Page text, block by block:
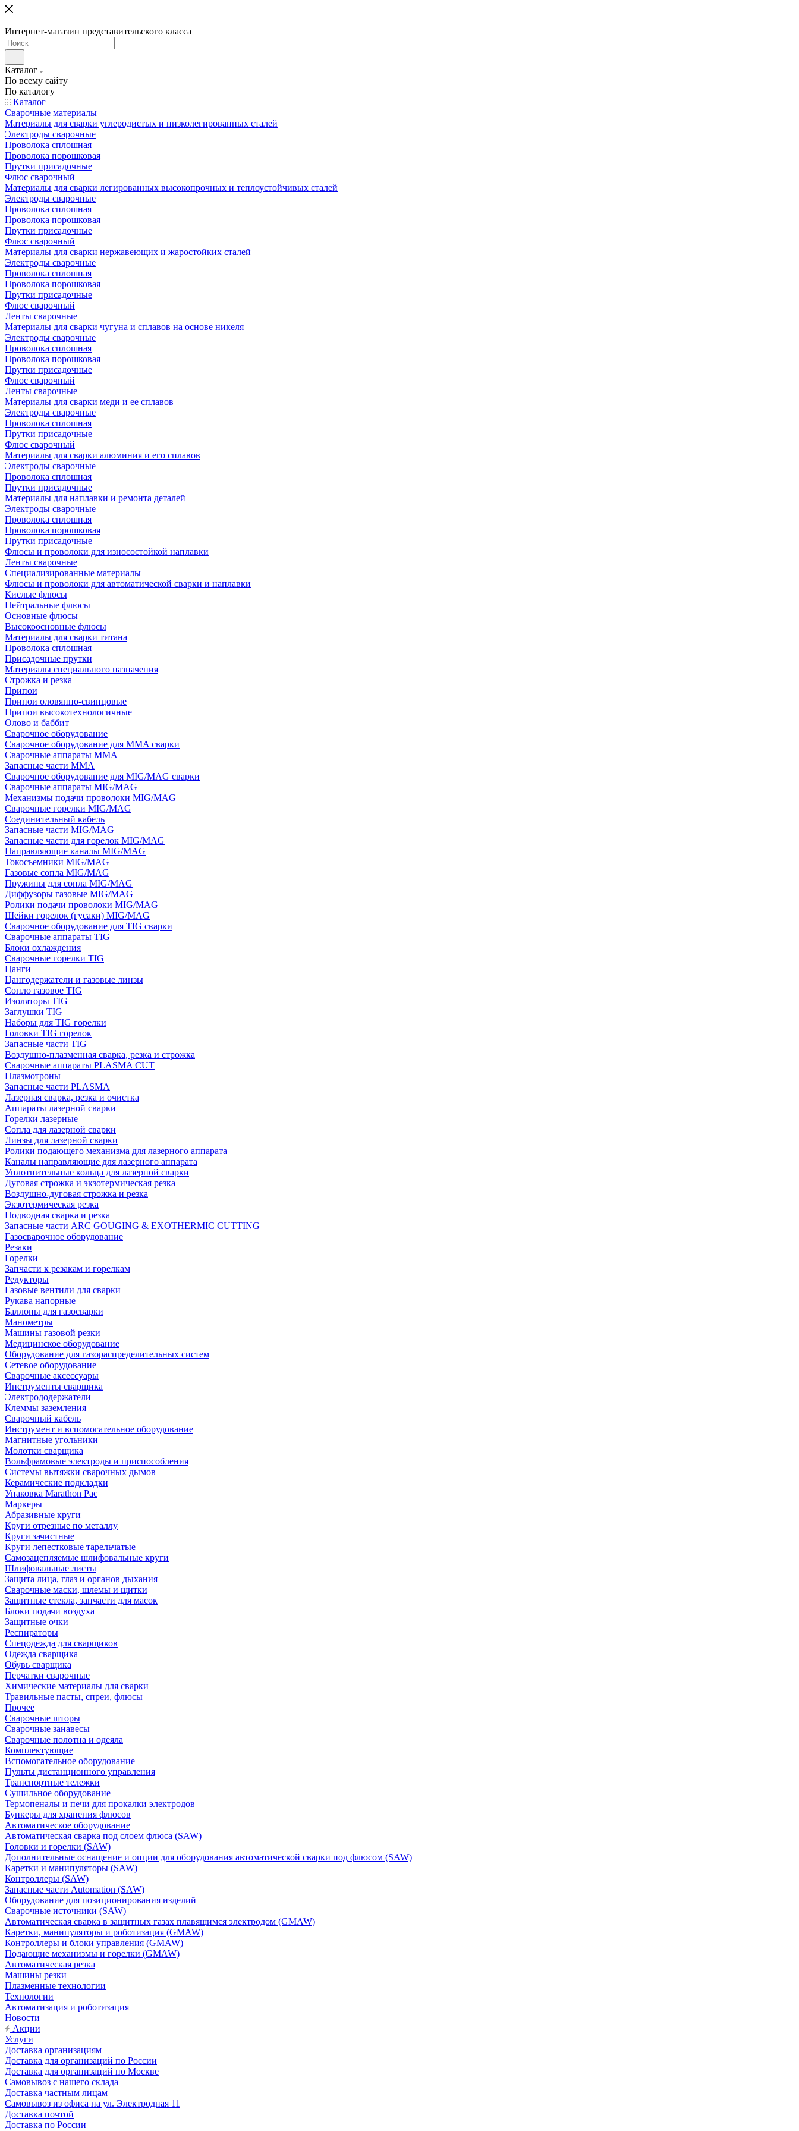
Интернет-магазин представительского класса
Каталог
По всему сайту
По каталогу
Каталог
Сварочные материалы
Материалы для сварки углеродистых и низколегированных сталей
Электроды сварочные
Проволока сплошная
Проволока порошковая
Прутки присадочные
Флюс сварочный
Материалы для сварки легированных высокопрочных и теплоустойчивых сталей
Электроды сварочные
Проволока сплошная
Проволока порошковая
Прутки присадочные
Флюс сварочный
Материалы для сварки нержавеющих и жаростойких сталей
Электроды сварочные
Проволока сплошная
Проволока порошковая
Прутки присадочные
Флюс сварочный
Ленты сварочные
Материалы для сварки чугуна и сплавов на основе никеля
Электроды сварочные
Проволока сплошная
Проволока порошковая
Прутки присадочные
Флюс сварочный
Ленты сварочные
Материалы для сварки меди и ее сплавов
Электроды сварочные
Проволока сплошная
Прутки присадочные
Флюс сварочный
Материалы для сварки алюминия и его сплавов
Электроды сварочные
Проволока сплошная
Прутки присадочные
Материалы для наплавки и ремонта деталей
Электроды сварочные
Проволока сплошная
Проволока порошковая
Прутки присадочные
Флюсы и проволоки для износостойкой наплавки
Ленты сварочные
Специализированные материалы
Флюсы и проволоки для автоматической сварки и наплавки
Кислые флюсы
Нейтральные флюсы
Основные флюсы
Высокоосновные флюсы
Материалы для сварки титана
Проволока сплошная
Присадочные прутки
Материалы специального назначения
Строжка и резка
Припои
Припои оловянно-свинцовые
Припои высокотехнологичные
Олово и баббит
Сварочное оборудование
Сварочное оборудование для MMA сварки
Сварочные аппараты MMA
Запасные части MMA
Сварочное оборудование для MIG/MAG сварки
Сварочные аппараты MIG/MAG
Механизмы подачи проволоки MIG/MAG
Сварочные горелки MIG/MAG
Соединительный кабель
Запасные части MIG/MAG
Запасные части для горелок MIG/MAG
Направляющие каналы MIG/MAG
Токосъемники MIG/MAG
Газовые сопла MIG/MAG
Пружины для сопла MIG/MAG
Диффузоры газовые MIG/MAG
Ролики подачи проволоки MIG/MAG
Шейки горелок (гусаки) MIG/MAG
Сварочное оборудование для TIG сварки
Сварочные аппараты TIG
Блоки охлаждения
Сварочные горелки TIG
Цанги
Цангодержатели и газовые линзы
Сопло газовое TIG
Изоляторы TIG
Заглушки TIG
Наборы для TIG горелки
Головки TIG горелок
Запасные части TIG
Воздушно-плазменная сварка, резка и строжка
Сварочные аппараты PLASMA CUT
Плазмотроны
Запасные части PLASMA
Лазерная сварка, резка и очистка
Аппараты лазерной сварки
Горелки лазерные
Сопла для лазерной сварки
Линзы для лазерной сварки
Ролики подающего механизма для лазерного аппарата
Каналы направляющие для лазерного аппарата
Уплотнительные кольца для лазерной сварки
Дуговая строжка и экзотермическая резка
Воздушно-дуговая строжка и резка
Экзотермическая резка
Подводная сварка и резка
Запасные части ARC GOUGING & EXOTHERMIC CUTTING
Газосварочное оборудование
Резаки
Горелки
Запчасти к резакам и горелкам
Редукторы
Газовые вентили для сварки
Рукава напорные
Баллоны для газосварки
Манометры
Машины газовой резки
Медицинское оборудование
Оборудование для газораспределительных систем
Сетевое оборудование
Сварочные аксессуары
Инструменты сварщика
Электрододержатели
Клеммы заземления
Сварочный кабель
Инструмент и вспомогательное оборудование
Магнитные угольники
Молотки сварщика
Вольфрамовые электроды и приспособления
Системы вытяжки сварочных дымов
Керамические подкладки
Упаковка Marathon Pac
Маркеры
Абразивные круги
Круги отрезные по металлу
Круги зачистные
Круги лепестковые тарельчатые
Самозацепляемые шлифовальные круги
Шлифовальные листы
Защита лица, глаз и органов дыхания
Сварочные маски, шлемы и щитки
Защитные стекла, запчасти для масок
Блоки подачи воздуха
Защитные очки
Респираторы
Спецодежда для сварщиков
Одежда сварщика
Обувь сварщика
Перчатки сварочные
Химические материалы для сварки
Травильные пасты, спреи, флюсы
Прочее
Сварочные шторы
Сварочные занавесы
Сварочные полотна и одеяла
Комплектующие
Вспомогательное оборудование
Пульты дистанционного управления
Транспортные тележки
Сушильное оборудование
Термопеналы и печи для прокалки электродов
Бункеры для хранения флюсов
Автоматическое оборудование
Автоматическая сварка под слоем флюса (SAW)
Головки и горелки (SAW)
Дополнительные оснащение и опции для оборудования автоматической сварки под флюсом (SAW)
Каретки и манипуляторы (SAW)
Контроллеры (SAW)
Запасные части Automation (SAW)
Оборудование для позиционирования изделий
Сварочные источники (SAW)
Автоматическая сварка в защитных газах плавящимся электродом (GMAW)
Каретки, манипуляторы и роботизация (GMAW)
Контроллеры и блоки управления (GMAW)
Подающие механизмы и горелки (GMAW)
Автоматическая резка
Машины резки
Плазменные технологии
Технологии
Автоматизация и роботизация
Новости
Акции
Услуги
Доставка организациям
Доставка для организаций по России
Доставка для организаций по Москве
Самовывоз с нашего склада
Доставка частным лицам
Самовывоз из офиса на ул. Электродная 11
Доставка почтой
Доставка по России